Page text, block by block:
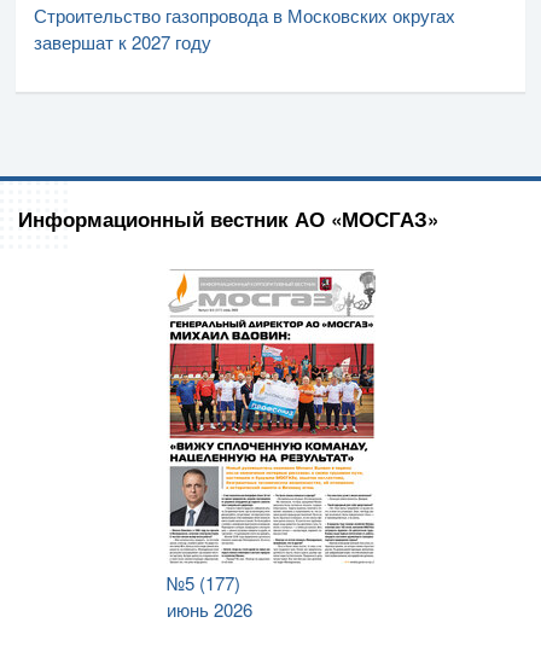
Строительство газопровода в Московских округах
завершат к 2027 году
Информационный вестник АО «МОСГАЗ»
№5 (177)
июнь 2026